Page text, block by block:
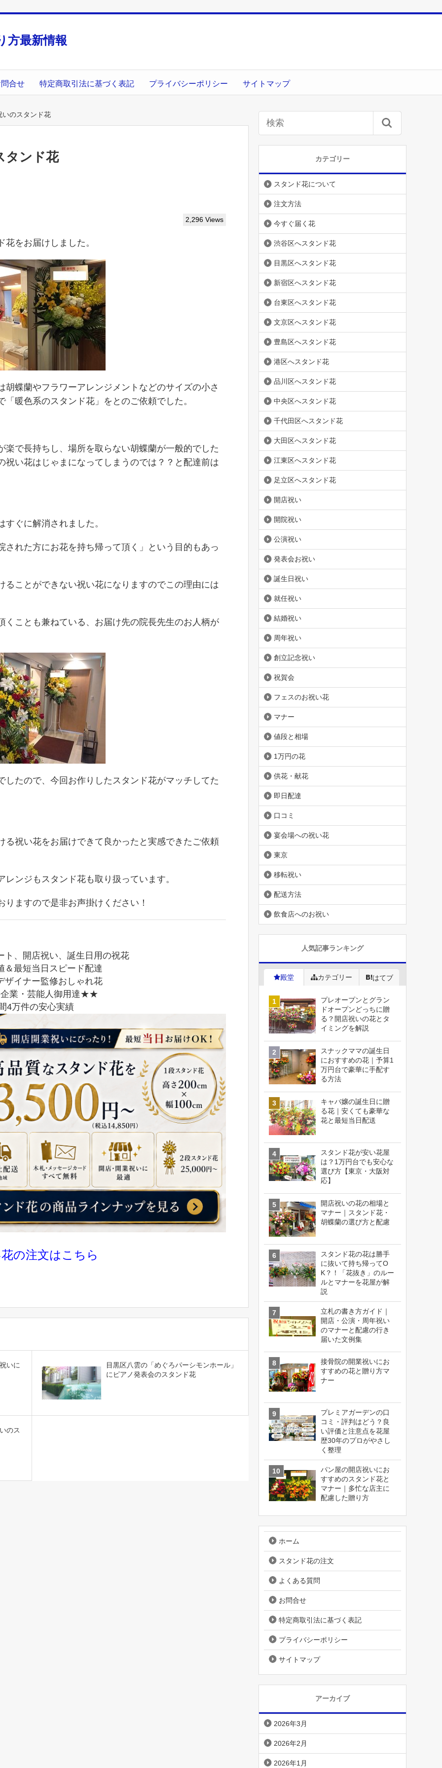
方最新情報
合せ 特定商取引法に基づく表記 プライバシーポリシー サイトマップ
いのスタンド花
タンド花
2,296 Views
をお届けしました。
蝶蘭やフラワーアレンジメントなどのサイズの小さ
暖色系のスタンド花」をとのご依頼でした。
で長持ちし、場所を取らない胡蝶蘭が一般的でした
祝い花はじゃまになってしまうのでは？？と配達前は
ぐに解消されました。
れた方にお花を持ち帰って頂く」という目的もあっ
ることができない祝い花になりますのでこの理由には
くことも兼ねている、お届け先の院長先生のお人柄が
たので、今回お作りしたスタンド花がマッチしてた
る祝い花をお届けできて良かったと実感できたご依頼
ンジもスタンド花も取り扱っています。
ますので是非お声掛けください！
ト、開店祝い、誕生日用の祝花
＆最短当日スピード配達
ザイナー監修おしゃれ花
業・芸能人御用達★★
4万件の安心実績
の注文はこちら
いに
目黒区八雲の「めぐろパーシモンホール」
にピアノ発表会のスタンド花
のス
カテゴリー
スタンド花について
注文方法
今すぐ届く花
渋谷区へスタンド花
目黒区へスタンド花
新宿区へスタンド花
台東区へスタンド花
文京区へスタンド花
豊島区へスタンド花
港区へスタンド花
品川区へスタンド花
中央区へスタンド花
千代田区へスタンド花
大田区へスタンド花
江東区へスタンド花
足立区へスタンド花
開店祝い
開院祝い
公演祝い
発表会お祝い
誕生日祝い
就任祝い
結婚祝い
周年祝い
創立記念祝い
祝賀会
フェスのお祝い花
マナー
値段と相場
1万円の花
供花・献花
即日配達
口コミ
宴会場への祝い花
東京
移転祝い
配送方法
飲食店へのお祝い
人気記事ランキング
殿堂 カテゴリー はてブ
プレオープンとグラン
ドオープンどっちに贈
る？開店祝いの花とタ
イミングを解説
スナックママの誕生日
におすすめの花｜予算1
万円台で豪華に手配す
る方法
キャバ嬢の誕生日に贈
る花｜安くても豪華な
花と最短当日配送
スタンド花が安い花屋
は？1万円台でも安心な
選び方【東京・大阪対
応】
開店祝いの花の相場と
マナー｜スタンド花・
胡蝶蘭の選び方と配慮
スタンド花の花は勝手
に抜いて持ち帰ってO
K？！「花抜き」のルー
ルとマナーを花屋が解
説
立札の書き方ガイド｜
開店・公演・周年祝い
のマナーと配慮の行き
届いた文例集
接骨院の開業祝いにお
すすめの花と贈り方マ
ナー
プレミアガーデンの口
コミ・評判はどう？良
い評価と注意点を花屋
歴30年のプロがやさし
く整理
パン屋の開店祝いにお
すすめのスタンド花と
マナー｜多忙な店主に
配慮した贈り方
ホーム
スタンド花の注文
よくある質問
お問合せ
特定商取引法に基づく表記
プライバシーポリシー
サイトマップ
アーカイブ
2026年3月
2026年2月
2026年1月